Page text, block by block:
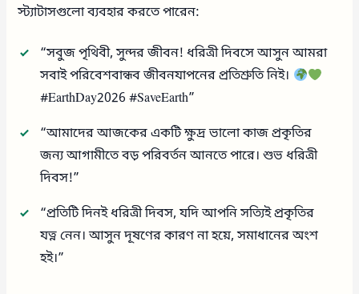
স্ট্যাটাসগুলো ব্যবহার করতে পারেন:
“সবুজ পৃথিবী, সুন্দর জীবন! ধরিত্রী দিবসে আসুন আমরা
সবাই পরিবেশবান্ধব জীবনযাপনের প্রতিশ্রুতি নিই।
#EarthDay2026 #SaveEarth”
“আমাদের আজকের একটি ক্ষুদ্র ভালো কাজ প্রকৃতির
জন্য আগামীতে বড় পরিবর্তন আনতে পারে। শুভ ধরিত্রী
দিবস!”
“প্রতিটি দিনই ধরিত্রী দিবস, যদি আপনি সত্যিই প্রকৃতির
যত্ন নেন। আসুন দূষণের কারণ না হয়ে, সমাধানের অংশ
হই।”